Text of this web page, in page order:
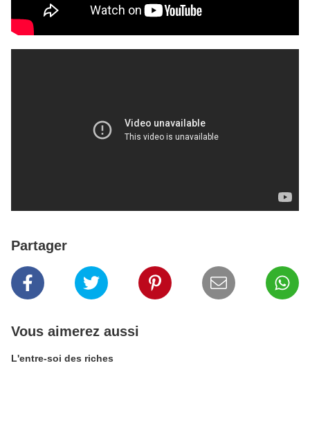
Partager
Vous aimerez aussi
L'entre-soi des riches